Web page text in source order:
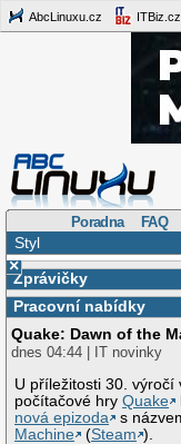
AbcLinuxu.cz ITBiz.cz
Poradna FAQ
Styl
×
Zprávičky
Pracovní nabídky
Quake: Dawn of the
dnes 04:44 | IT novinky
U příležitosti 30. výročí
počítačové hryQuake
nová epizoda
s
Machine
(Steam ).